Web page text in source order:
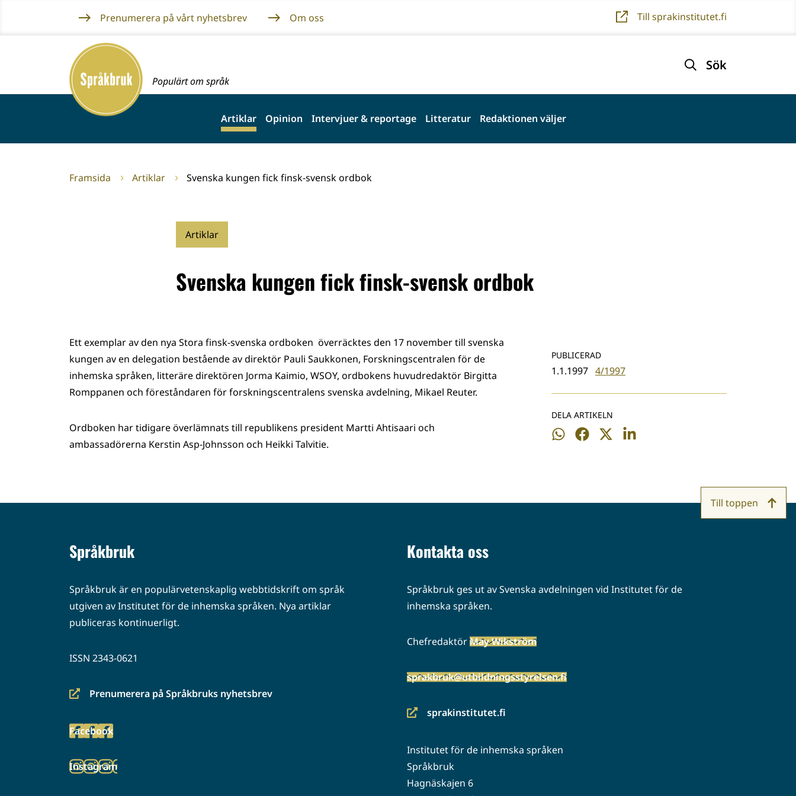
innehållet
Prenumerera på vårt nyhetsbrev Om oss Till sprakinstitutet.fi
Framsida
Populärt om språk
Sök
Artiklar Opinion Intervjuer & reportage Litteratur Redaktionen väljer
Framsida Artiklar Svenska kungen fick finsk-svensk ordbok
Artiklar
Svenska kungen fick finsk-svensk ordbok
PUBLICERAD
1.1.1997 4/1997
DELA ARTIKELN
Dela
Dela
Dela
Dela
Ett exemplar av den nya Stora finsk-svenska ordboken överräcktes den 17 november till svenska
kungen av en delegation bestående av direktör Pauli Saukkonen, Forskningscentralen för de
inhemska språken, litteräre direktören Jorma Kaimio, WSOY, ordbokens huvudredaktör Birgitta
Romppanen och föreståndaren för forskningscentralens svenska avdelning, Mikael Reuter.
Ordboken har tidigare överlämnats till republikens president Martti Ahtisaari och
ambassadörerna Kerstin Asp-Johnsson och Heikki Talvitie.
Språkbruk
Språkbruk är en populärvetenskaplig webbtidskrift om språk
utgiven av Institutet för de inhemska språken. Nya artiklar
publiceras kontinuerligt.
ISSN 2343-0621
Prenumerera på Språkbruks nyhetsbrev
(siirryt
palveluun)
Facebook
(siirryt
palveluun)
Instagram
(siirryt
Kontakta oss
Språkbruk ges ut av Svenska avdelningen vid Institutet för de
inhemska språken.
ChefredaktörMay Wikström
sprakbruk@utbildningsstyrelsen.fi
sprakinstitutet.fi
(siirryt
palveluun)
Institutet för de inhemska språken
Språkbruk
Hagnäskajen 6
Till toppen